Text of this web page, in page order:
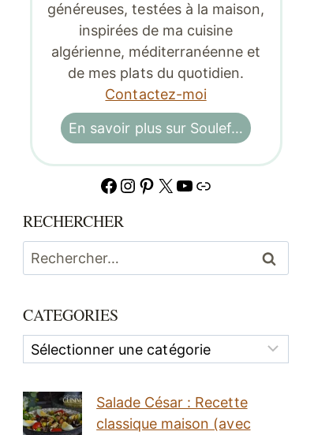
généreuses, testées à la maison,
inspirées de ma cuisine
algérienne, méditerranéenne et
de mes plats du quotidien.
Contactez-moi
En savoir plus sur Soulef…
Facebook
Instagram
Pinterest
X YouTube
Lien
RECHERCHER
Rechercher :
CATEGORIES
Categories
Salade César : Recette
classique maison (avec